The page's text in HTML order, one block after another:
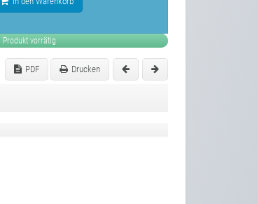
Produkt vorrätig
PDF Drucken